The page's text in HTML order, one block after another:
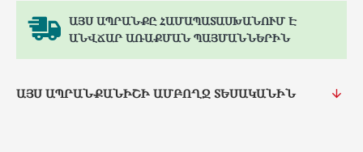
ԱՅՍ ԱՊՐԱՆՔԸ ՀԱՄԱՊԱՏԱՍԽԱՆՈՒՄ Է
ԱՆՎՃԱՐ ԱՌԱՔՄԱՆ ՊԱՅՄԱՆՆԵՐԻՆ
ԱՅՍ ԱՊՐԱՆՔԱՆԻՇԻ ԱՄԲՈՂՋ ՏԵՍԱԿԱՆԻՆ